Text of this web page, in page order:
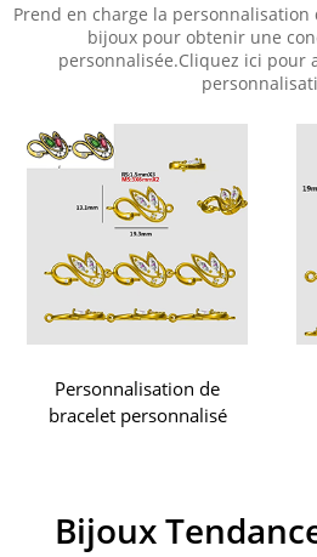
Prend en charge la
bijoux pour obtenir une
personnalisée.Cliquez ici pour
Personnalisation de
bracelet classique
Bijoux